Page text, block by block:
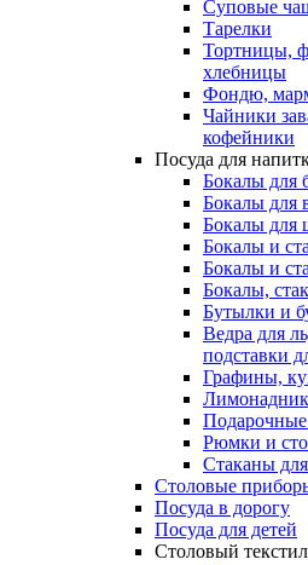
Суповые
Тарелки
Тортницы,
хлебницы
Фондю,
Чайники
кофейники
Посуда для
Бокалы для
Бокалы для
Бокалы для
Бокалы и
Бокалы и
Бокалы,
Бутылки и
Ведра для
подставки
Графины,
Рюмки и
Стаканы
Столовые
Посуда в дорогу
Посуда для детей
Столовый